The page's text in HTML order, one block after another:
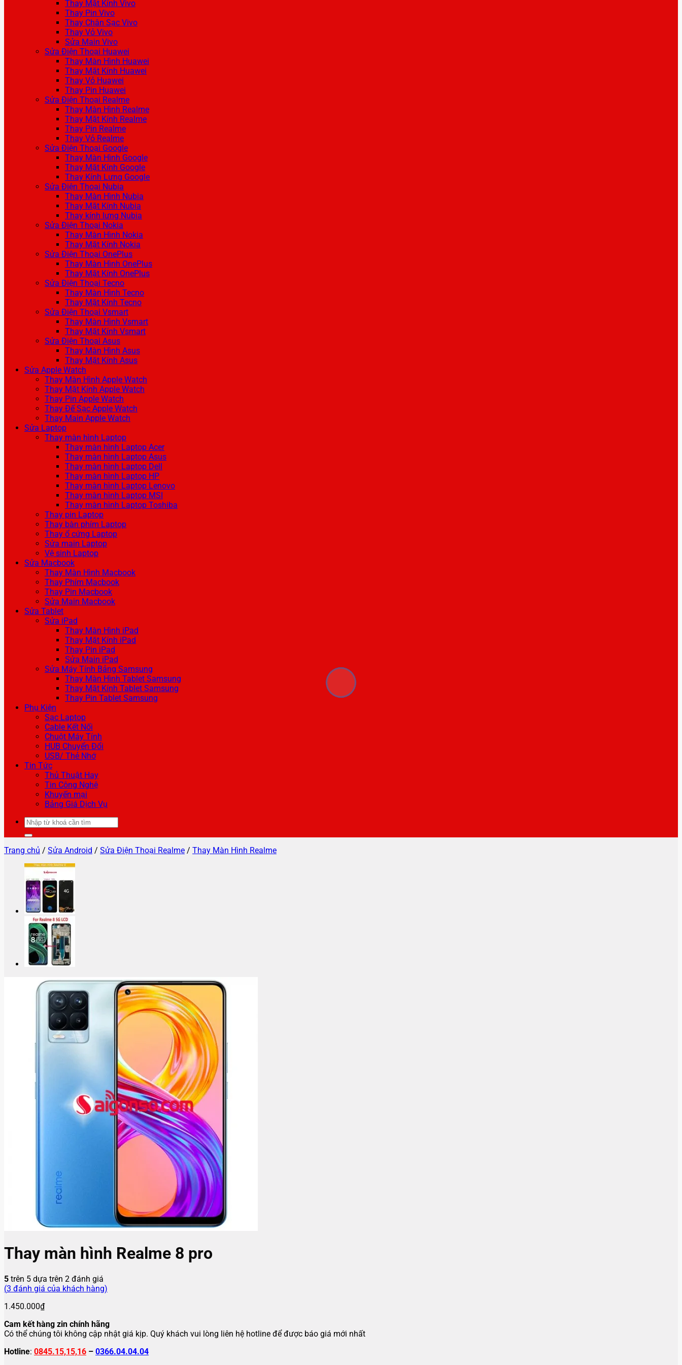
Thay Mặt Kính Vivo
Thay Pin Vivo
Thay Chân Sạc Vivo
Thay Vỏ Vivo
Sửa Main Vivo
Sửa Điện Thoại Huawei
Thay Màn Hình Huawei
Thay Mặt Kính Huawei
Thay Vỏ Huawei
Thay Pin Huawei
Sửa Điện Thoại Realme
Thay Màn Hình Realme
Thay Mặt Kính Realme
Thay Pin Realme
Thay Vỏ Realme
Sửa Điện Thoại Google
Thay Màn Hình Google
Thay Mặt Kính Google
Thay Kính Lưng Google
Sửa Điện Thoại Nubia
Thay Màn Hình Nubia
Thay Mặt Kính Nubia
Thay kính lưng Nubia
Sửa Điện Thoại Nokia
Thay Màn Hình Nokia
Thay Mặt Kính Nokia
Sửa Điện Thoại OnePlus
Thay Màn Hình OnePlus
Thay Mặt Kính OnePlus
Sửa Điện Thoại Tecno
Thay Màn Hình Tecno
Thay Mặt Kính Tecno
Sửa Điện Thoại Vsmart
Thay Màn Hình Vsmart
Thay Mặt Kính Vsmart
Sửa Điện Thoại Asus
Thay Màn Hình Asus
Thay Mặt Kính Asus
Sửa Apple Watch
Thay Màn Hình Apple Watch
Thay Mặt Kính Apple Watch
Thay Pin Apple Watch
Thay Đế Sạc Apple Watch
Thay Main Apple Watch
Sửa Laptop
Thay màn hình Laptop
Thay màn hình Laptop Acer
Thay màn hình Laptop Asus
Thay màn hình Laptop Dell
Thay màn hình Laptop HP
Thay màn hình Laptop Lenovo
Thay màn hình Laptop MSI
Thay màn hình Laptop Toshiba
Thay pin Laptop
Thay bàn phím Laptop
Thay ổ cứng Laptop
Sửa main Laptop
Vệ sinh Laptop
Sửa Macbook
Thay Màn Hình Macbook
Thay Phím Macbook
Thay Pin Macbook
Sửa Main Macbook
Sửa Tablet
Sửa iPad
Thay Màn Hình iPad
Thay Mặt Kính iPad
Thay Pin iPad
Sửa Main iPad
Sửa Máy Tính Bảng Samsung
Thay Màn Hình Tablet Samsung
Thay Mặt Kính Tablet Samsung
Thay Pin Tablet Samsung
Phụ Kiện
Sạc Laptop
Cable Kết Nối
Chuột Máy Tính
HUB Chuyển Đổi
USB/ Thẻ Nhớ
Tin Tức
Thủ Thuật Hay
Tin Công Nghệ
Khuyến mại
Bảng Giá Dịch Vụ
Tìm
kiếm:
Trang chủ / Sửa Android / Sửa Điện Thoại Realme / Thay Màn Hình Realme
Thay màn hình Realme 8 pro
5 trên 5 dựa trên 2 đánh giá
(3 đánh giá của khách hàng)
1.450.000₫
Cam kết hàng zin chính hãng
Có thể chúng tôi không cập nhật giá kịp. Quý khách vui lòng liên hệ hotline để được báo giá mới nhất
Hotline: 0845.15,15,16 – 0366.04.04.04